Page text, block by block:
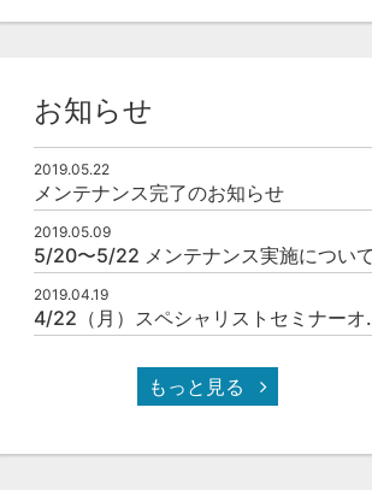
お知らせ
2019.05.22
メンテナンス完了のお知らせ
2019.05.09
5/20〜5/22 メンテナンス実施について
2019.04.19
4/22（月）
もっと見る